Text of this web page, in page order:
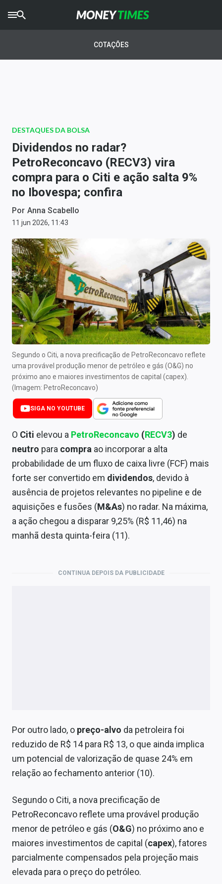
AGROTIMES
Newsletters
Money Trader
Anuncie
Últimas Notícias
Newsletters
Cotações
Comprar ou vender?
Carteiras Recomendadas
Central de Dividendos
Central de Fundos Imobiliários
Central dos IPOs
Renda Fixa
Finanças Pessoais
Economia
Empresas
Brasil
Política
Colunas
COTAÇÕES
DESTAQUES DA BOLSA
Dividendos no radar?
PetroReconcavo (RECV3) vira
compra para o Citi e ação salta 9%
no Ibovespa; confira
Por Anna Scabello
11 jun 2026, 11:43
Segundo o Citi, a nova precificação de PetroReconcavo reflete
uma provável produção menor de petróleo e gás (O&G) no
próximo ano e maiores investimentos de capital (capex).
(Imagem: PetroReconcavo)
SIGA NO YOUTUBE
O Citi elevou a PetroReconcavo (RECV3) de
neutro para compra ao incorporar a alta
probabilidade de um fluxo de caixa livre (FCF) mais
forte ser convertido em dividendos, devido à
ausência de projetos relevantes no pipeline e de
aquisições e fusões (M&As) no radar. Na máxima,
a ação chegou a disparar 9,25% (R$ 11,46) na
manhã desta quinta-feira (11).
CONTINUA DEPOIS DA PUBLICIDADE
Por outro lado, o preço-alvo da petroleira foi
reduzido de R$ 14 para R$ 13, o que ainda implica
um potencial de valorização de quase 24% em
relação ao fechamento anterior (10).
Segundo o Citi, a nova precificação de
PetroReconcavo reflete uma provável produção
menor de petróleo e gás (O&G) no próximo ano e
maiores investimentos de capital (capex), fatores
parcialmente compensados pela projeção mais
elevada para o preço do petróleo.